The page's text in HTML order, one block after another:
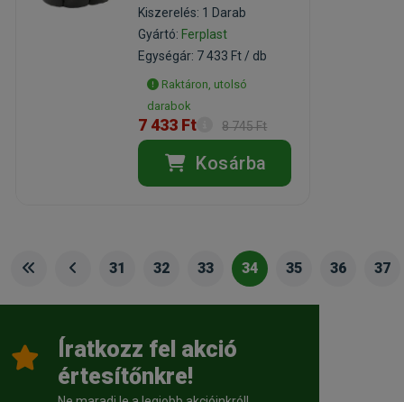
Kiszerelés: 1 Darab
Gyártó: Ferplast
Egységár: 7 433 Ft / db
Raktáron, utolsó
darabok
7 433 Ft 8 745 Ft
Kosárba
31 32 33 34 35 36 37
Íratkozz fel akció
értesítőnkre!